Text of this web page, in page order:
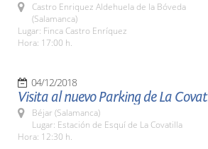
Castro Enriquez Aldehuela de la Bóveda
(Salamanca)
Lugar: Finca Castro Enríquez
Hora: 17:00 h.
04/12/2018
Visita al nuevo Parking de La
Béjar (Salamanca)
Lugar: Estación de Esquí de La Covatilla
Hora: 12:30 h.